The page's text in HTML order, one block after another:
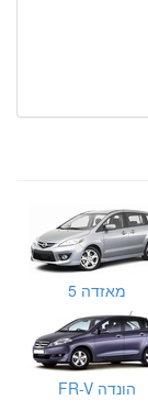
מאזדה 5
הונדה FR-V